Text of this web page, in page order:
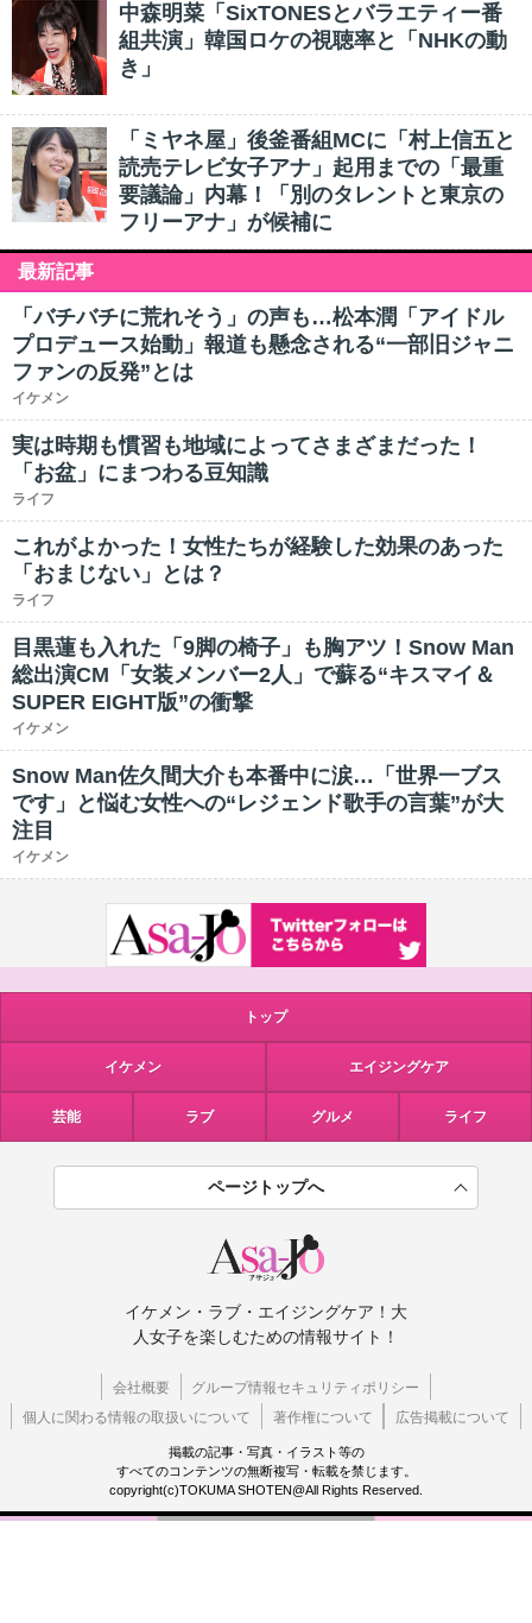
中森明菜「SixTONESとバラエティー番
組共演」韓国ロケの視聴率と「NHKの動
き」
「ミヤネ屋」後釜番組MCに「村上信五と
読売テレビ女子アナ」起用までの「最重
要議論」内幕！「別のタレントと東京の
フリーアナ」が候補に
最新記事
「バチバチに荒れそう」の声も…松本潤「アイドル
プロデュース始動」報道も懸念される“一部旧ジャニ
ファンの反発”とは
イケメン
実は時期も慣習も地域によってさまざまだった！
「お盆」にまつわる豆知識
ライフ
これがよかった！女性たちが経験した効果のあった
「おまじない」とは？
ライフ
目黒蓮も入れた「9脚の椅子」も胸アツ！Snow Man
総出演CM「女装メンバー2人」で蘇る“キスマイ＆
SUPER EIGHT版”の衝撃
イケメン
Snow Man佐久間大介も本番中に涙…「世界一ブス
です」と悩む女性への“レジェンド歌手の言葉”が大
注目
イケメン
トップ
イケメン エイジングケア
芸能 ラブ グルメ ライフ
ページトップへ
イケメン・ラブ・エイジングケア！大
人女子を楽しむための情報サイト！
会社概要
グループ情報セキュリティポリシー
個人に関わる情報の取扱いについて
著作権について 広告掲載について
掲載の記事・写真・イラスト等の
すべてのコンテンツの無断複写・転載を禁じます。
copyright(c)TOKUMA SHOTEN@All Rights Reserved.